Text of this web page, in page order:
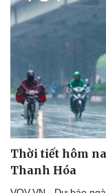
Doanh nghiệp
Thông tin doanh
Doanh nghiệp 24h
Doanh nhân
Vì cộng đồng
Thời tiết hôm
Thanh Hóa